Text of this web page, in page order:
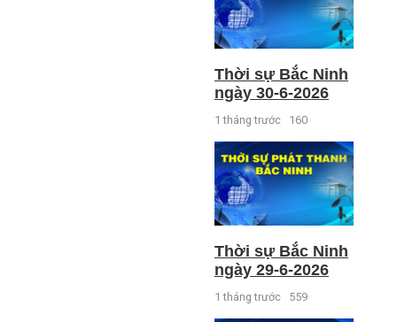
Thời sự Bắc Ninh
ngày 30-6-2026
1 tháng trước 160
Thời sự Bắc Ninh
ngày 29-6-2026
1 tháng trước 559